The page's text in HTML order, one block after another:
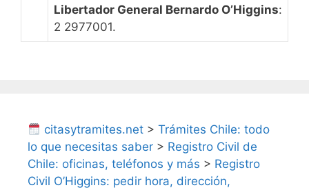
Libertador General Bernardo O’Higgins:
2 2977001.
citasytramites.net >Trámites Chile: todo
lo que necesitas saber > Registro Civil de
Chile: oficinas, teléfonos y más > Registro
Civil O’Higgins: pedir hora, dirección,